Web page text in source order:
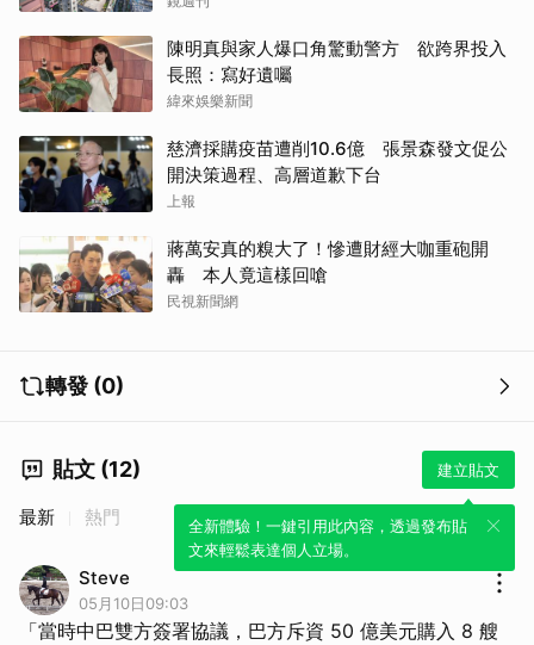
陳明真與家人爆口角驚動警方 欲跨界投入
長照：寫好遺囑
緯來娛樂新聞
慈濟採購疫苗遭削10.6億 張景森發文促公
開決策過程、高層道歉下台
上報
蔣萬安真的糗大了！慘遭財經大咖重砲開
轟 本人竟這樣回嗆
民視新聞網
轉發 (0)
貼文 (12) 建立貼文
全新體驗！一鍵引用此內容，透過發布貼
文來輕鬆表達個人立場。
最新 熱門
Steve
05月10日09:03
「當時中巴雙方簽署協議，巴方斥資 50 億美元購入 8 艘